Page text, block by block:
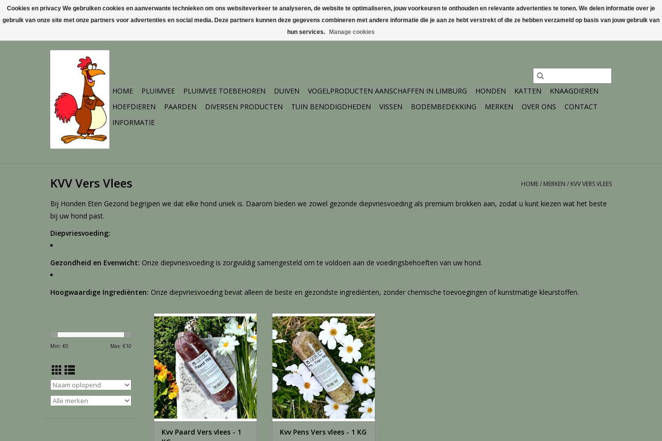
Mijn account / Registreren
HOME PLUIMVEE PLUIMVEE TOEBEHOREN DUIVEN VOGELPRODUCTEN AANSCHAFFEN IN LIMBURG HONDEN KATTEN
KNAAGDIEREN
HOEFDIEREN
PAARDEN DIVERSEN PRODUCTEN TUIN BENODIGDHEDEN VISSEN BODEMBEDEKKING MERKEN OVER ONS
CONTACT
INFORMATIE
KVV Vers Vlees HOME/ MERKEN / KVV VERS VLEES
Bij Honden Eten Gezond begrijpen we dat elke hond uniek is. Daarom bieden we zowel gezonde diepvriesvoeding als premium brokken aan, zodat u kunt kiezen wat het beste
bij uw hond past.
Diepvriesvoeding:
Gezondheid en Evenwicht: Onze diepvriesvoeding is zorgvuldig samengesteld om te voldoen aan de voedingsbehoeften van uw hond.
Hoogwaardige Ingrediënten: Onze diepvriesvoeding bevat alleen de beste en gezondste ingrediënten, zonder chemische toevoegingen of kunstmatige kleurstoffen.
Min: €0 Max: €10
Kvv Paard Vers vlees - 1 KG
100% vers paardenvlees. Het is
zeer geschikt als eliminatiedieet
één eiwitbron.
TOEVOEGEN AAN WINKELWAGEN
Kvv Paard Vers vlees - 1
Kvv Pens Vers vlees - 1 KG
TOEVOEGEN AAN WINKELWAGEN
Kvv Pens Vers vlees - 1 KG
Cookies en privacy We gebruiken cookies en aanverwante technieken om ons websiteverkeer te analyseren, de website te optimaliseren, jouw voorkeuren te onthouden en relevante advertenties te tonen. We delen informatie over je
gebruik van onze site met onze partners voor advertenties en social media. Deze partners kunnen deze gegevens combineren met andere informatie die je aan ze hebt verstrekt of die ze hebben verzameld op basis van jouw gebruik van
hun services.
Manage cookies